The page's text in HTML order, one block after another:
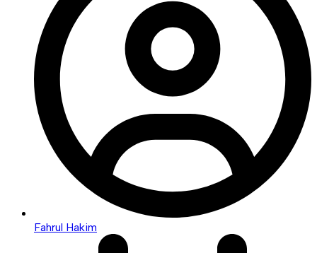
Fahrul Hakim